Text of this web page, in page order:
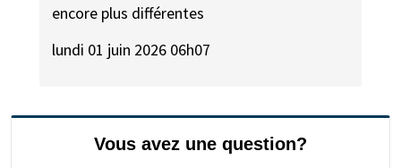
encore plus différentes
lundi 01 juin 2026 06h07
Vous avez une question?